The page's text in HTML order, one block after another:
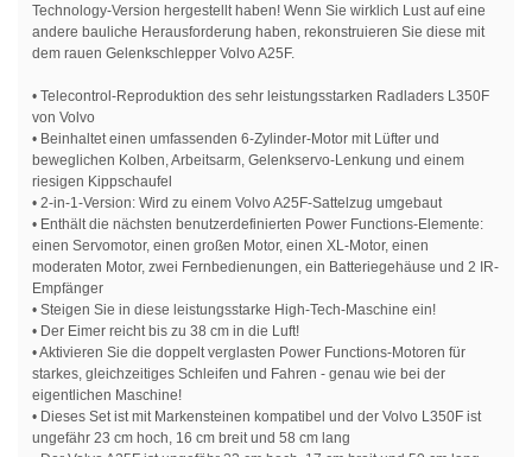
Technology-Version hergestellt haben! Wenn Sie wirklich Lust auf eine
andere bauliche Herausforderung haben, rekonstruieren Sie diese mit
dem rauen Gelenkschlepper Volvo A25F.
• Telecontrol-Reproduktion des sehr leistungsstarken Radladers L350F
von Volvo
• Beinhaltet einen umfassenden 6-Zylinder-Motor mit Lüfter und
beweglichen Kolben, Arbeitsarm, Gelenkservo-Lenkung und einem
riesigen Kippschaufel
• 2-in-1-Version: Wird zu einem Volvo A25F-Sattelzug umgebaut
• Enthält die nächsten benutzerdefinierten Power Functions-Elemente:
einen Servomotor, einen großen Motor, einen XL-Motor, einen
moderaten Motor, zwei Fernbedienungen, ein Batteriegehäuse und 2 IR-
Empfänger
• Steigen Sie in diese leistungsstarke High-Tech-Maschine ein!
• Der Eimer reicht bis zu 38 cm in die Luft!
• Aktivieren Sie die doppelt verglasten Power Functions-Motoren für
starkes, gleichzeitiges Schleifen und Fahren - genau wie bei der
eigentlichen Maschine!
• Dieses Set ist mit Markensteinen kompatibel und der Volvo L350F ist
ungefähr 23 cm hoch, 16 cm breit und 58 cm lang